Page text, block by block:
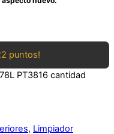
puntos!
PT3816 cantidad
, Limpiador